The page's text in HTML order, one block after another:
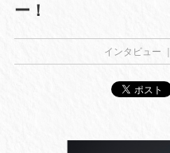
ー！
インタビュー ｜